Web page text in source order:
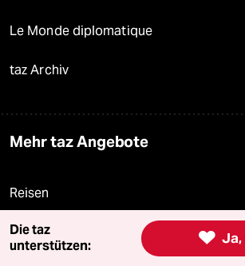
Le Monde diplomatique
taz Archiv
Mehr taz Angebote
Reisen
Kantine 
Die taz
unterstützen: